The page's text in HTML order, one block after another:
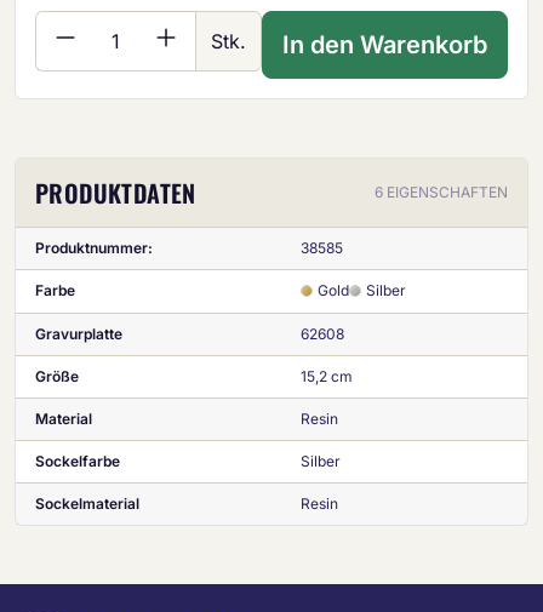
Produkt Anzahl: Gib den gewünschten
Stk. In den Warenkorb
PRODUKTDATEN 6 EIGENSCHAFTEN
Produktnummer: 38585
Farbe Gold Silber
Gravurplatte 62608
Größe 15,2 cm
Material Resin
Sockelfarbe Silber
Sockelmaterial Resin